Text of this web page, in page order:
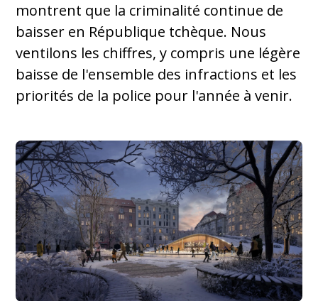
montrent que la criminalité continue de
baisser en République tchèque. Nous
ventilons les chiffres, y compris une légère
baisse de l'ensemble des infractions et les
priorités de la police pour l'année à venir.